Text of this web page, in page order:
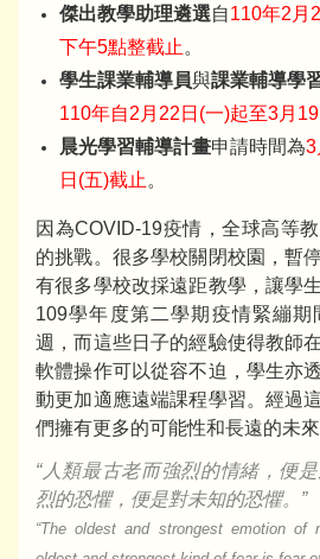
傑出教學助理遴選自110年2月
下午5點整截止 。
學生課業輔導員與課業輔導學
110年自2月22日(一)起至3月
晨光學習輔導計畫申請時間為3
日(五)截止 。
因為COVID-19疫情，全球高等
的挑戰。很多學校關閉校園，暫
有很多學校改採遠距教學，讓學
109學年度第二學期疫情緊繃期
週，而這些日子的經驗使得教師
軟體操作可以從容不迫，學生亦
動更加適應遠端課程學習。經過
們擁有更多的可能性和長遠的未來
“人類最古老而強烈的情緒，便
烈的恐懼，便是對未知的恐懼。”
“The oldest and strongest emotion of